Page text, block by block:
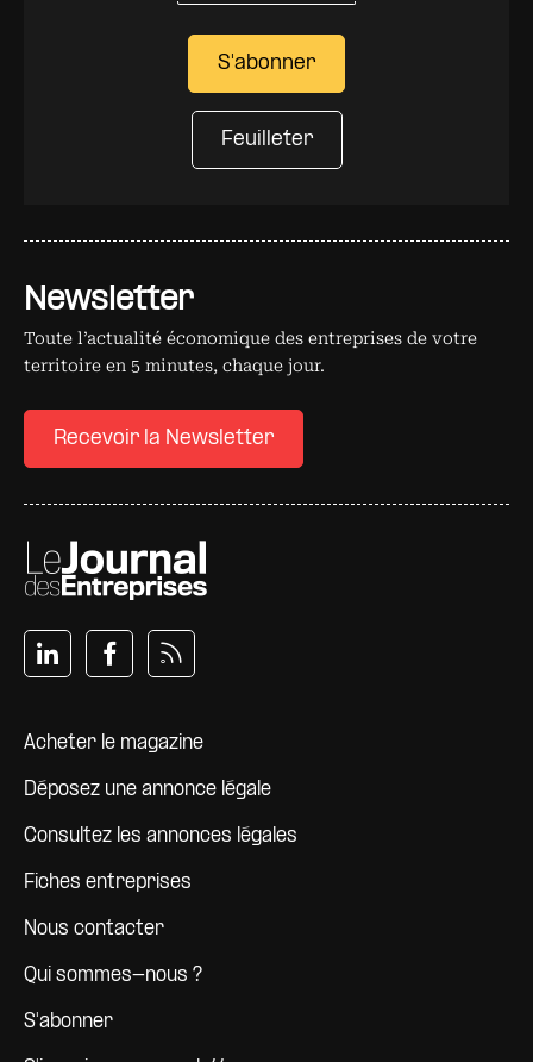
Newsletter
Toute l’actualité économique des entreprises de votre
territoire en 5 minutes, chaque jour.
Recevoir la Newsletter
Pied de page
Acheter le magazine
Déposez une annonce légale
Consultez les annonces légales
Fiches entreprises
Nous contacter
Qui sommes-nous ?
S'abonner
S'abonner
Feuilleter